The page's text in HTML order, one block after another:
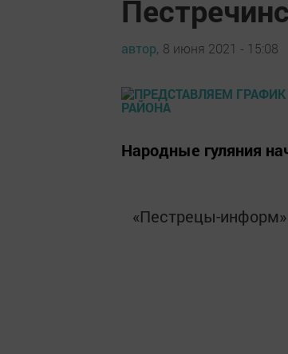
автор, 8 июня 2021 - 15:08
Народные гуляния
«Пестрецы-информ»